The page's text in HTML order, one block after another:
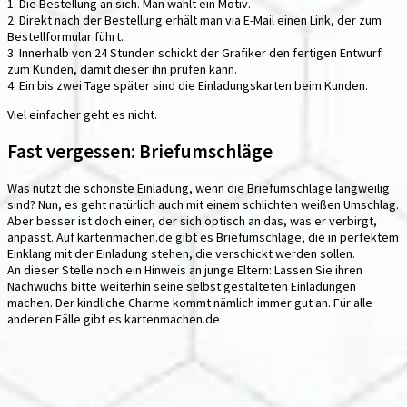
1. Die Bestellung an sich. Man wählt ein Motiv.
2. Direkt nach der Bestellung erhält man via E-Mail einen Link, der zum
Bestellformular führt.
3. Innerhalb von 24 Stunden schickt der Grafiker den fertigen Entwurf
zum Kunden, damit dieser ihn prüfen kann.
4. Ein bis zwei Tage später sind die Einladungskarten beim Kunden.
Viel einfacher geht es nicht.
Fast vergessen: Briefumschläge
Was nützt die schönste Einladung, wenn die Briefumschläge langweilig
sind? Nun, es geht natürlich auch mit einem schlichten weißen Umschlag.
Aber besser ist doch einer, der sich optisch an das, was er verbirgt,
anpasst. Auf kartenmachen.de gibt es Briefumschläge, die in perfektem
Einklang mit der Einladung stehen, die verschickt werden sollen.
An dieser Stelle noch ein Hinweis an junge Eltern: Lassen Sie ihren
Nachwuchs bitte weiterhin seine selbst gestalteten Einladungen
machen. Der kindliche Charme kommt nämlich immer gut an. Für alle
anderen Fälle gibt es kartenmachen.de